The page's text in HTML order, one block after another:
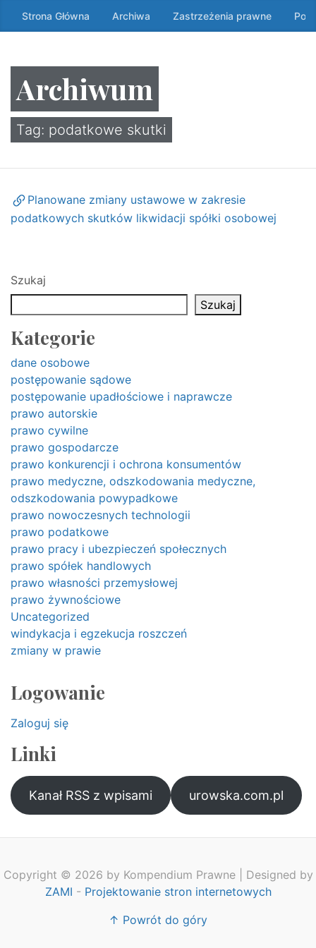
Przeskocz
do
↷
Strona Główna Archiwa Zastrzeżenia prawne
Archiwum
Tag: podatkowe skutki
Planowane zmiany ustawowe w zakresie
podatkowych skutków likwidacji spółki osobowej
Szukaj
Szukaj
Kategorie
dane osobowe
postępowanie sądowe
postępowanie upadłościowe i naprawcze
prawo autorskie
prawo cywilne
prawo gospodarcze
prawo konkurencji i ochrona konsumentów
prawo medyczne, odszkodowania medyczne,
odszkodowania powypadkowe
prawo nowoczesnych technologii
prawo podatkowe
prawo pracy i ubezpieczeń społecznych
prawo spółek handlowych
prawo własności przemysłowej
prawo żywnościowe
Uncategorized
windykacja i egzekucja roszczeń
zmiany w prawie
Logowanie
Zaloguj się
Linki
Kanał RSS z wpisami urowska.com.pl
Copyright © 2026 by Kompendium Prawne | Designed by
ZAMI - Projektowanie stron internetowych
↑ Powrót do góry